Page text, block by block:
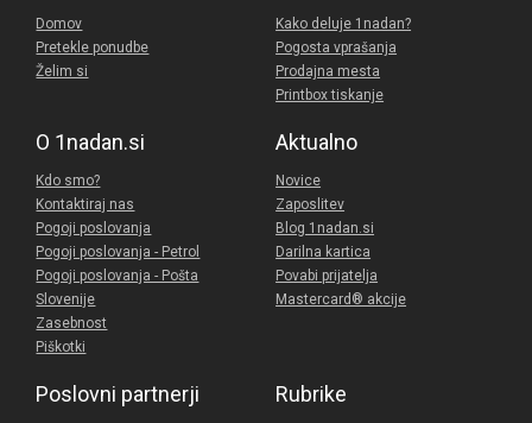
Domov
Pretekle ponudbe
Želim si
Kako deluje 1nadan?
Pogosta vprašanja
Prodajna mesta
Printbox tiskanje
O 1nadan.si
Kdo smo?
Kontaktiraj nas
Pogoji poslovanja
Pogoji poslovanja - Petrol
Pogoji poslovanja - Pošta
Slovenije
Zasebnost
Piškotki
Aktualno
Novice
Zaposlitev
Blog 1nadan.si
Darilna kartica
Povabi prijatelja
Mastercard® akcije
Poslovni partnerji Rubrike